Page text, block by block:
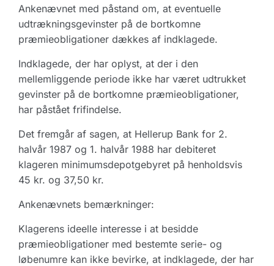
Ankenævnet med påstand om, at eventuelle
udtrækningsgevinster på de bortkomne
præmieobligationer dækkes af indklagede.
Indklagede, der har oplyst, at der i den
mellemliggende periode ikke har været udtrukket
gevinster på de bortkomne præmieobligationer,
har påstået frifindelse.
Det fremgår af sagen, at Hellerup Bank for 2.
halvår 1987 og 1. halvår 1988 har debiteret
klageren minimumsdepotgebyret på henholdsvis
45 kr. og 37,50 kr.
Ankenævnets bemærkninger:
Klagerens ideelle interesse i at besidde
præmieobligationer med bestemte serie- og
løbenumre kan ikke bevirke, at indklagede, der har